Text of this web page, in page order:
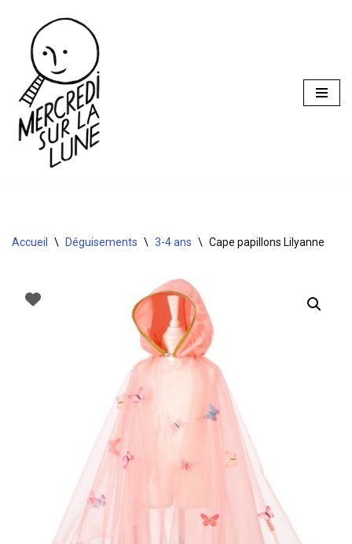
Aller
contenu
Accueil \ Déguisements \ 3-4 ans \ Cape papillons Lilyanne